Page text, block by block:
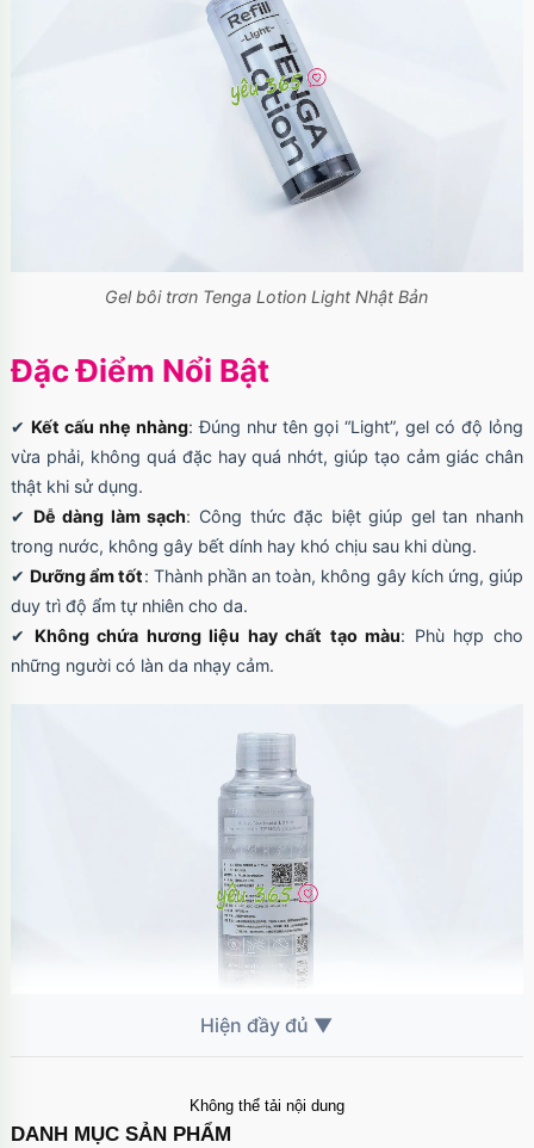
Gel bôi trơn Tenga Lotion Light Nhật Bản
Đặc Điểm Nổi Bật
✔ Kết cấu nhẹ nhàng: Đúng như tên gọi “Light”, gel có độ lỏng
vừa phải, không quá đặc hay quá nhớt, giúp tạo cảm giác chân
thật khi sử dụng.
✔ Dễ dàng làm sạch: Công thức đặc biệt giúp gel tan nhanh
trong nước, không gây bết dính hay khó chịu sau khi dùng.
✔Dưỡng ẩm tốt: Thành phần an toàn, không gây kích ứng, giúp
duy trì độ ẩm tự nhiên cho da.
✔ Không chứa hương liệu hay chất tạo màu: Phù hợp cho
những người có làn da nhạy cảm.
Gel bôi trơn Tenga Lotion Light có dung tích 170ml
Không thể tải nội dung
DANH MỤC SẢN PHẨM